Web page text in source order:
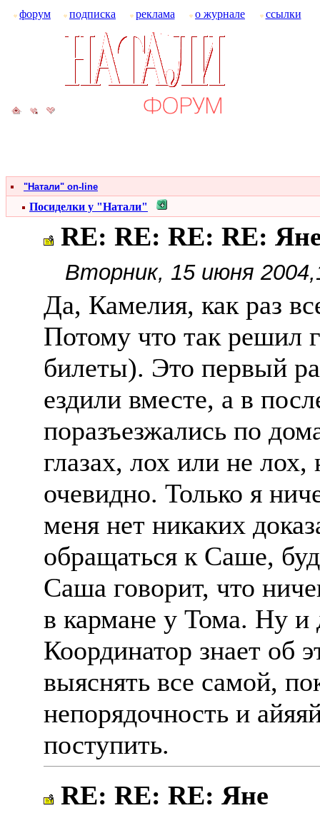
форум подписка реклама о журнале ссылки
"Натали" on-line
Посиделки у "Натали"
RE: RE: RE: RE:
Вторник, 15 июня
Да, Камелия, как раз
Потому что так решил
билеты). Это первый
ездили вместе, а в
поразъезжались по
глазах, лох или не
очевидно. Только я
меня нет никаких
обращаться к Саше,
Саша говорит, что
в кармане у Тома. Ну и
Координатор знает об
выяснять все самой,
непорядочность и
поступить.
RE: RE: RE: Яне